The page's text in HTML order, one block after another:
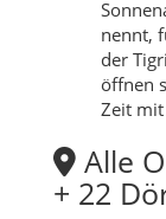
nennt,
der
öffnen
Zeit
Alle
+ 22